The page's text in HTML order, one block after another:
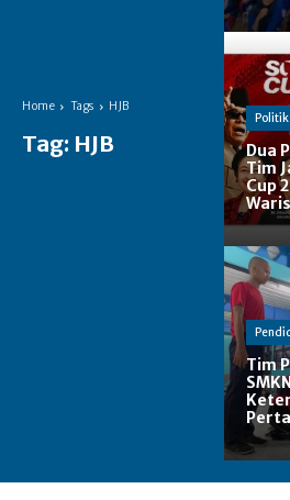
Home Tags HJB
Tag: HJB
Politik
Dua
Tim
Cup
Tim